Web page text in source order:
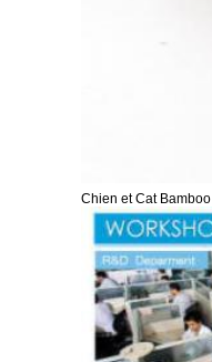
Chien et Cat